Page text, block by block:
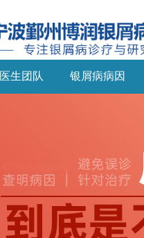
医生团队 银屑病病因